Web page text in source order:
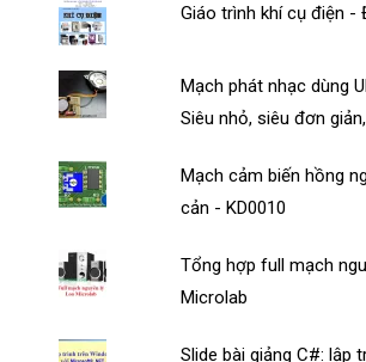
Giáo trình khí cụ điện -
Mạch phát nhạc dùng
Siêu nhỏ, siêu đơn
Mạch cảm biến hồng
cản - KD0010
Tổng hợp full mạch
Microlab
Slide bài giảng C#: lập